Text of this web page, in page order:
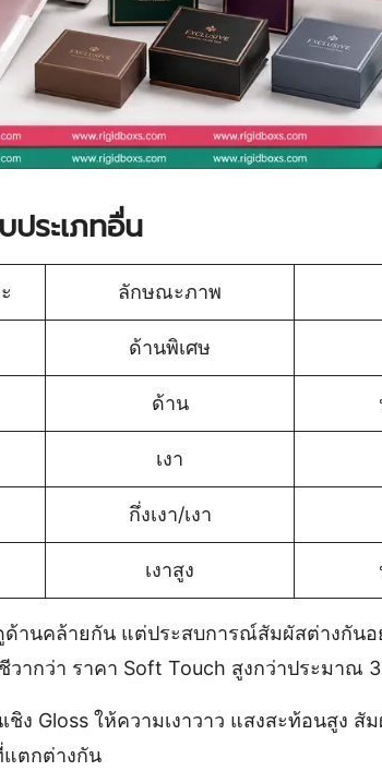
ประเภทอื่น
ลักษณะภาพ
ด้านพิเศษ
ด้าน
เงา
กึ่งเงา/เงา
เงาสูง
านคล้ายกัน แต่ประสบการณ์สัมผัสต่างกัน
กว่า ราคา Soft Touch สูงกว่าประมาณ
ง Gloss ให้ความเงาวาว แสงสะท้อนสูง
แตกต่างกัน